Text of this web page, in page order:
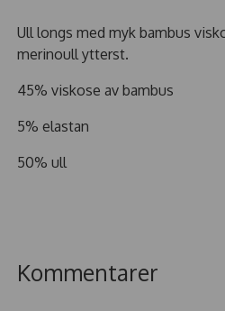
Ull longs med myk bambus
merinoull ytterst.
45% viskose av bambus
5% elastan
50% ull
Kommentarer